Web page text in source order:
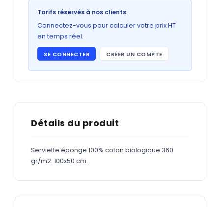
Abribus
Plans
Bâche
ADHÉSIFS
Étiquettes adhésives en bobine
Tarifs réservés à nos clients
Connectez-vous pour calculer votre prix HT
en temps réel.
SE CONNECTER CRÉER UN COMPTE
Détails du produit
Serviette éponge 100% coton biologique 360 ​​
gr/m2. 100x50 cm.